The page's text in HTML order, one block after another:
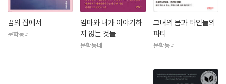
서In the Dream House』를 발표했다. 회고록의 신세계를 열었다는 평을
듣는 이 작품은 2021년 폴리오상을 수상했다.
꿈의 집에서
문학동네
엄마와 내가 이야기하
지 않는 것들
문학동네
그녀의 몸과 타인들의
파티
문학동네